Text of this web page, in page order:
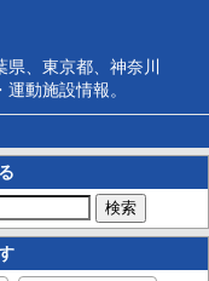
、東京都、神奈川
動施設情報。